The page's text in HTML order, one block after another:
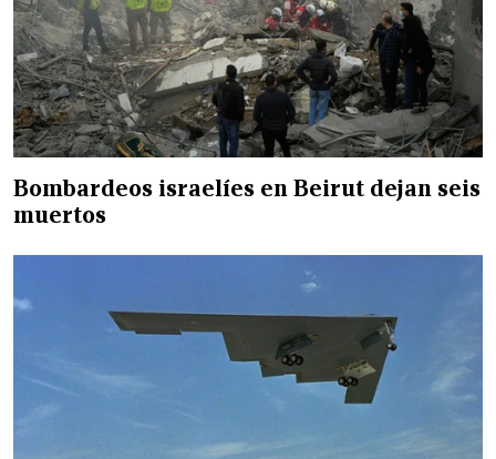
Bombardeos israelíes en Beirut dejan seis
muertos